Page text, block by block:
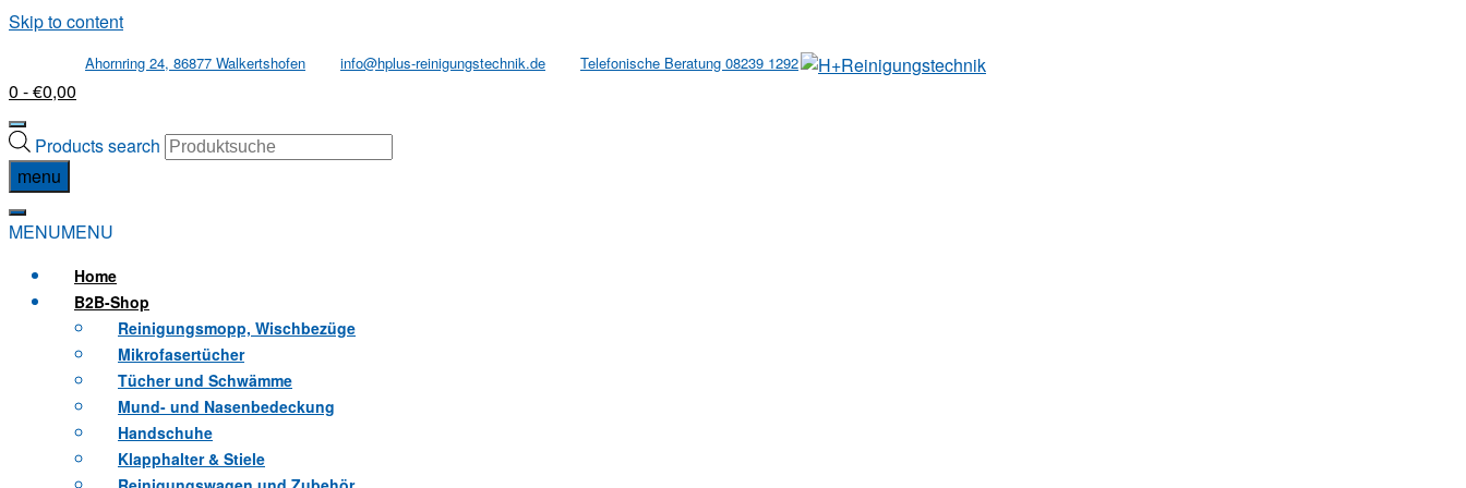
Skip to content
Ahornring 24, 86877 Walkertshofen info@hplus-reinigungstechnik.de Telefonische Beratung 08239 1292
0 - €0,00
Products search
menu
MENUMENU
Home
B2B-Shop
Reinigungsmopp, Wischbezüge
Mikrofasertücher
Tücher und Schwämme
Mund- und Nasenbedeckung
Handschuhe
Klapphalter & Stiele